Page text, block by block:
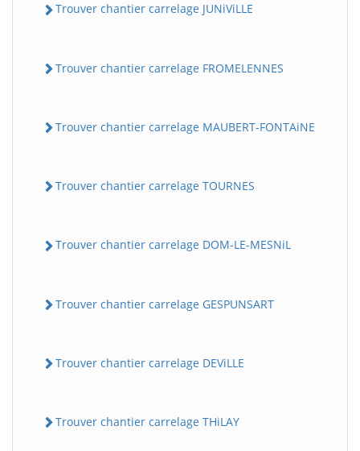
Trouver chantier carrelage JUNiViLLE
Trouver chantier carrelage FROMELENNES
Trouver chantier carrelage MAUBERT-FONTAiNE
Trouver chantier carrelage TOURNES
Trouver chantier carrelage DOM-LE-MESNiL
Trouver chantier carrelage GESPUNSART
Trouver chantier carrelage DEViLLE
Trouver chantier carrelage THiLAY